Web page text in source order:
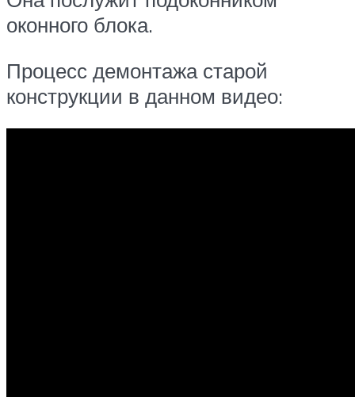
оконного блока.
Процесс демонтажа старой
конструкции в данном видео: